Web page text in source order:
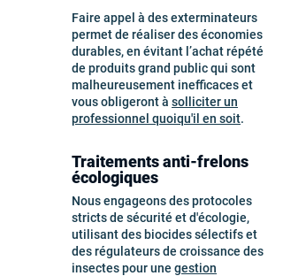
Faire appel à des exterminateurs
permet de réaliser des économies
durables, en évitant l’achat répété
de produits grand public qui sont
malheureusement inefficaces et
vous obligeront à solliciter un
professionnel quoiqu'il en soit.
Traitements anti-frelons
écologiques
Nous engageons des protocoles
stricts de sécurité et d'écologie,
utilisant des biocides sélectifs et
des régulateurs de croissance des
insectes pour une gestion